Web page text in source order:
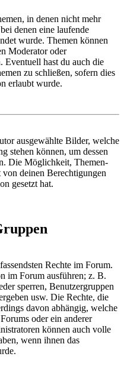
in denen nicht mehr
denen eine laufende
wurde. Themen können
Moderator oder
Eventuell hast du auch die
zu schließen, sofern dies
erlaubt wurde.
ausgewählte Bilder, welche
stehen können, um dessen
Die Möglichkeit, Themen-
deinen Berechtigungen
gesetzt hat.
Rechte im Forum.
im Forum ausführen; z. B.
sperren, Benutzergruppen
usw. Die Rechte, die
davon abhängig, welche
oder ein anderer
können auch volle
wenn ihnen das